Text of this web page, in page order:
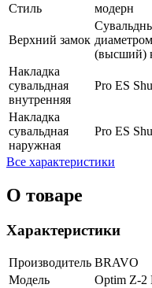
Стиль
модерн
Верхний замок
(высший)
Накладка
сувальдная
внутренняя
Pro ES
Накладка
сувальдная
наружная
Pro ES
Все характеристики
О товаре
Характеристики
Производитель BRAVO
Модель
Optim Z-2